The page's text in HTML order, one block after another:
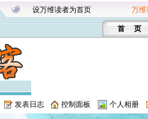
设万维读者为首页 万维
首 页
发表日志 控制面板 个人相册